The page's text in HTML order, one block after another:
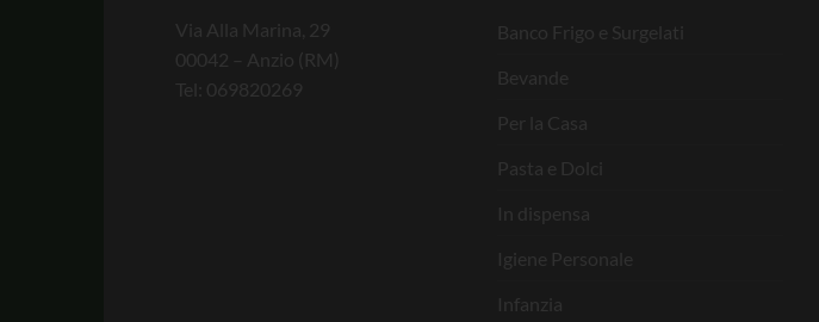
Via Alla Marina, 29
00042 – Anzio (RM)
Tel: 069820269
Banco Frigo e Surgelati
Bevande
Per la Casa
Pasta e Dolci
In dispensa
Igiene Personale
Infanzia